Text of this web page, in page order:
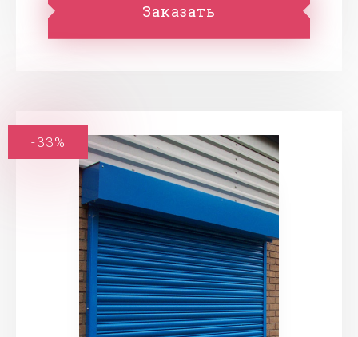
Заказать
-33%